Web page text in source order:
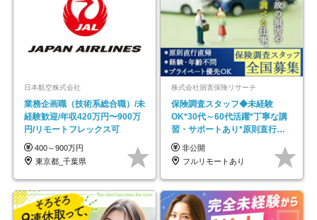
日本航空株式会社
業務企画職（技術系総合職）/未
経験歓迎/年収420万円〜900万
円/リモートフレックス可
400～900万円
東京都_千葉県
株式会社損害保険リサーチ
保険調査スタッフ◆未経験
OK*30代～60代活躍*丁寧な講
習・サポートあり*原則直行直
帰／全国募集・業務委託
非公開
フルリモートあり